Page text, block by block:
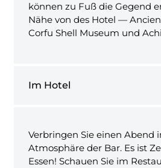
können zu Fuß die Gegend
Nähe von des Hotel —
Corfu Shell Museum und
Im Hotel
Verbringen Sie einen Abend
Atmosphäre der Bar. Es ist
Essen! Schauen Sie im